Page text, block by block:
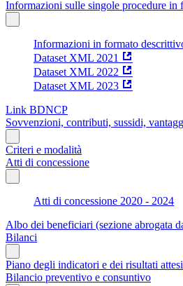
Informazioni sulle singole procedure in
Informazioni in formato
Dataset XML 2021
Dataset XML 2022
Dataset XML 2023
Link BDNCP
Sovvenzioni, contributi, sussidi,
Criteri e modalità
Atti di concessione
Atti di concessione 2020 - 2024
Albo dei beneficiari (sezione abrogata
Bilanci
Piano degli indicatori e dei risultati
Bilancio preventivo e consuntivo